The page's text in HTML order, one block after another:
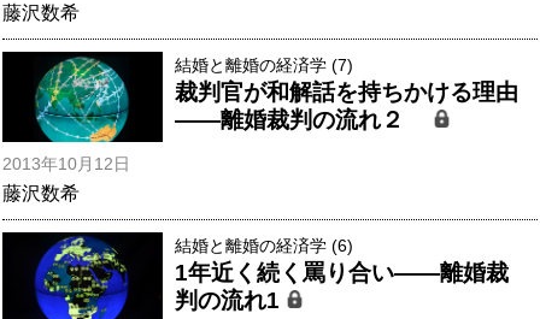
藤沢数希
結婚と離婚の経済学 (7)
裁判官が和解話を持ちかける理由
――離婚裁判の流れ２
2013年10月12日
藤沢数希
結婚と離婚の経済学 (6)
1年近く続く罵り合い――離婚裁
判の流れ1